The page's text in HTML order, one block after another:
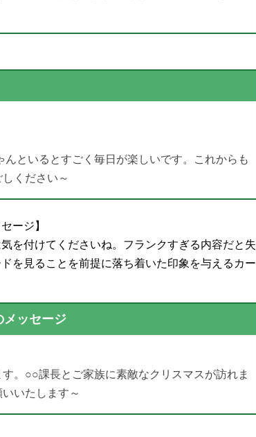
といるとすごく毎日が楽しいです。これからも
ください～
ージ】
を付けてくださいね。フランクすぎる内容だと失
を見ることを前提に落ち着いた印象を与えるカー
ッセージ
。○○課長とご家族に素敵なクリスマスが訪れま
いたします～